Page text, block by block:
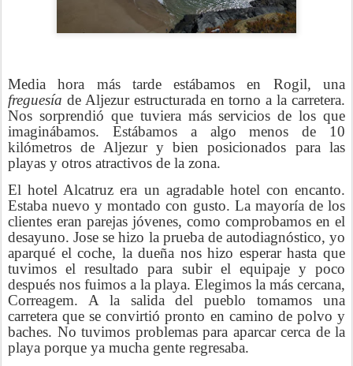
Media hora más tarde estábamos en Rogil, una
freguesía de Aljezur estructurada en torno a la carretera.
Nos sorprendió que tuviera más servicios de los que
imaginábamos. Estábamos a algo menos de 10
kilómetros de Aljezur y bien posicionados para las
playas y otros atractivos de la zona.
El hotel Alcatruz era un agradable hotel con encanto.
Estaba nuevo y montado con gusto. La mayoría de los
clientes eran parejas jóvenes, como comprobamos en el
desayuno. Jose se hizo la prueba de autodiagnóstico, yo
aparqué el coche, la dueña nos hizo esperar hasta que
tuvimos el resultado para subir el equipaje y poco
después nos fuimos a la playa. Elegimos la más cercana,
Correagem. A la salida del pueblo tomamos una
carretera que se convirtió pronto en camino de polvo y
baches. No tuvimos problemas para aparcar cerca de la
playa porque ya mucha gente regresaba.